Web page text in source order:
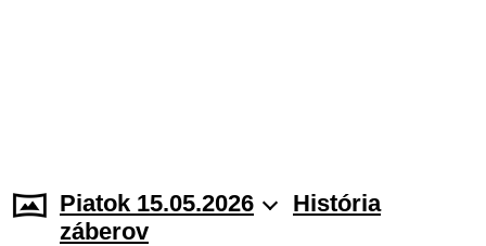
Piatok 15.05.2026
História
záberov